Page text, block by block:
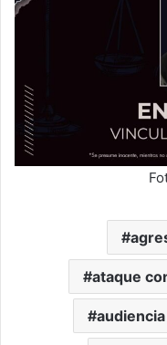
ataque